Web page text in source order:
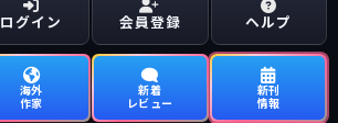
ログイン 会員登録 ヘルプ
海外
作家
新着
レビュー
新刊
情報